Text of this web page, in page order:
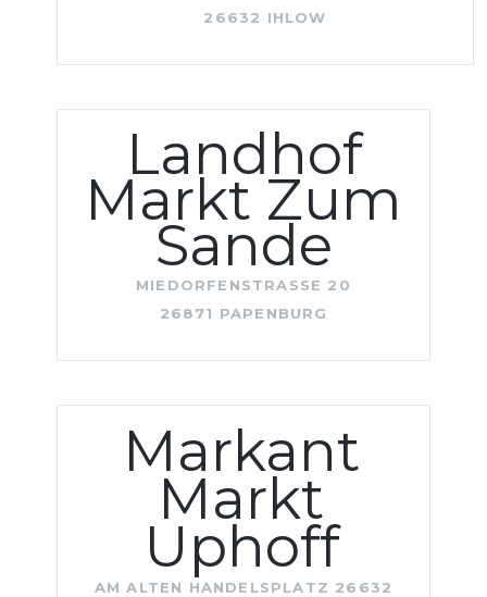
26632 IHLOW
Landhof
Markt Zum
Sande
MIEDORFENSTRASSE 20
26871 PAPENBURG
Markant
Markt
Uphoff
AM ALTEN HANDELSPLATZ 26632